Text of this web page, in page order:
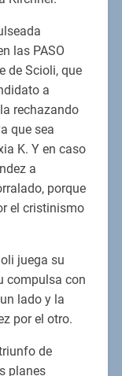
las PASO
de Scioli, que
a
rechazando
que sea
K. Y en caso
a
porque
el cristinismo
juega su
compulsa con
lado y la
por el otro.
de
planes